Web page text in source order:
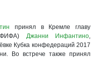
принял в Кремле главу
Джанни Инфантино,
Кубка конфедераций 2017
Во встрече также принял